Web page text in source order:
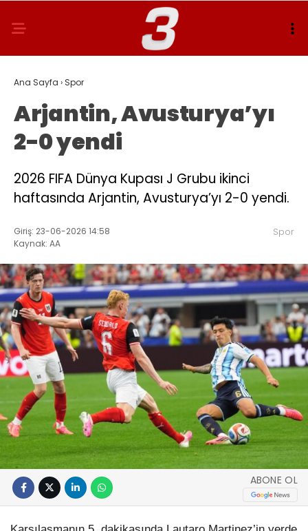
Ana Sayfa › Spor
Arjantin, Avusturya’yı
2-0 yendi
2026 FIFA Dünya Kupası J Grubu ikinci
haftasında Arjantin, Avusturya’yı 2-0 yendi.
Giriş: 23-06-2026 14:58
Kaynak: AA
Spor
ABONE OL